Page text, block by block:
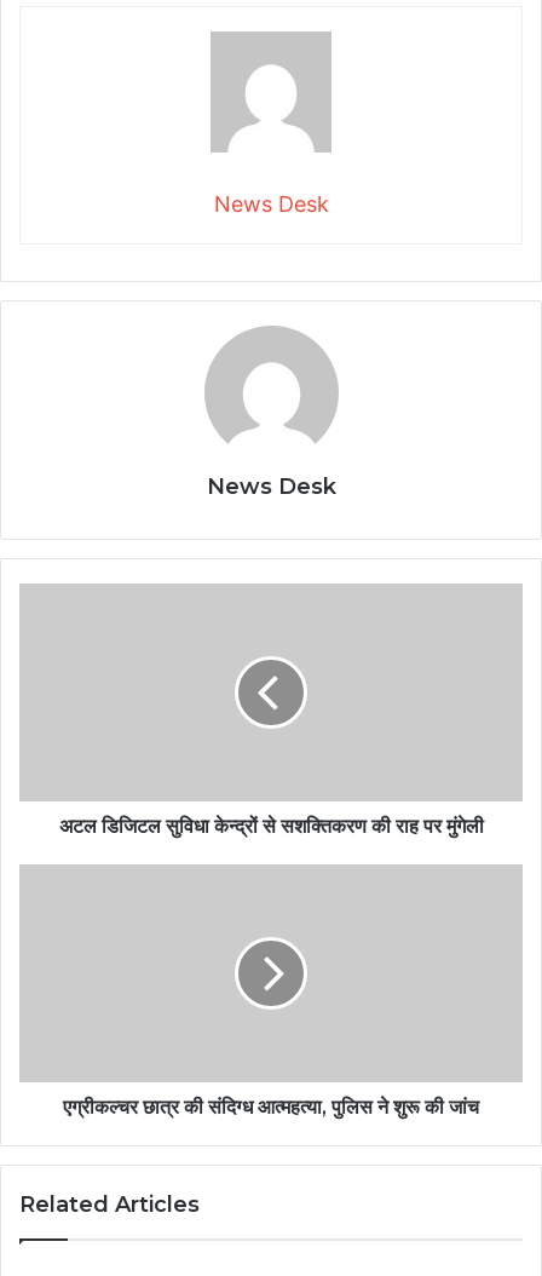
News Desk
News Desk
अटल डिजिटल सुविधा केन्द्रों से सशक्तिकरण की राह पर मुंगेली
एग्रीकल्चर छात्र की संदिग्ध आत्महत्या, पुलिस ने शुरू की जांच
Related Articles